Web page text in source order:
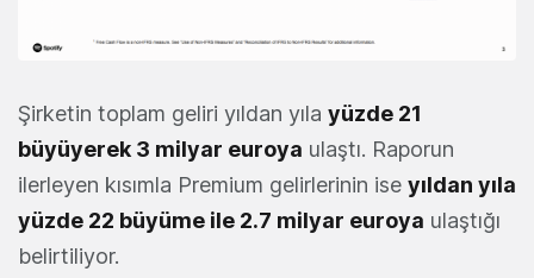
Şirketin toplam geliri yıldan yıla yüzde 21
büyüyerek 3 milyar euroya ulaştı. Raporun
ilerleyen kısımla Premium gelirlerinin ise yıldan yıla
yüzde 22 büyüme ile 2.7 milyar euroya ulaştığı
belirtiliyor.